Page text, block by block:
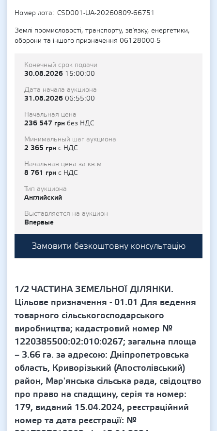
Номер лота
CSD001-UA-20260809-66751
Землі промисловості, транспорту, зв'язку, енергетики,
оборони та іншого призначення 06128000-5
Конечный срок подачи
30.08.2026 15:00:00
Дата начала аукциона
31.08.2026 06:55:00
Начальная цена
236 547 грн без НДС
Минимальный шаг аукциона
2 365 грн с НДС
Начальная цена за кв.м
8 761 грн с НДС
Тип аукциона
Английский
Выставляется на аукцион
Впервые
Замовити безкоштовну консультацію
1/2 ЧАСТИНА ЗЕМЕЛЬНОЇ ДІЛЯНКИ.
Цільове призначення - 01.01 Для ведення
товарного сільськогосподарського
виробництва; кадастровий номер №
1220385500:02:010:0267; загальна площа
– 3.66 га. за адресою: Дніпропетровська
область, Криворізький (Апостолівський)
район, Мар'янська сільська рада, свідоцтво
про право на спадщину, серія та номер:
179, виданий 15.04.2024, реєстраційний
номер та дата реєстрації: №